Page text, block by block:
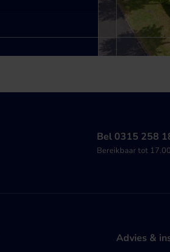
Bel 0315 258
Bereikbaar tot
Advies &